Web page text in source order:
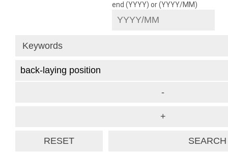
end (YYYY) or (YYYY/MM)